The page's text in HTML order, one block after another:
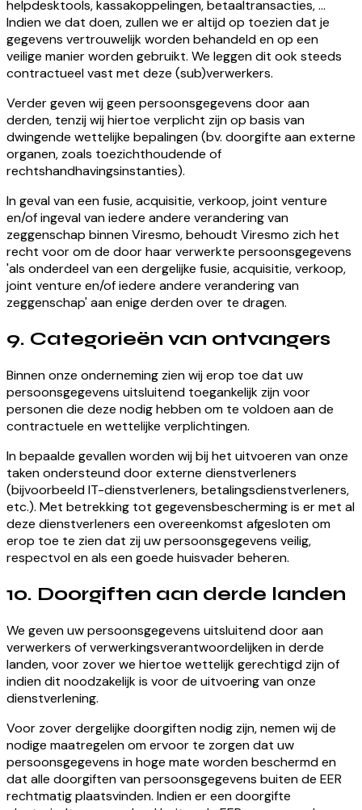
helpdesktools, kassakoppelingen, betaaltransacties, ...
Indien we dat doen, zullen we er altijd op toezien dat je
gegevens vertrouwelijk worden behandeld en op een
veilige manier worden gebruikt. We leggen dit ook steeds
contractueel vast met deze (sub)verwerkers.
Verder geven wij geen persoonsgegevens door aan
derden, tenzij wij hiertoe verplicht zijn op basis van
dwingende wettelijke bepalingen (bv. doorgifte aan externe
organen, zoals toezichthoudende of
rechtshandhavingsinstanties).
In geval van een fusie, acquisitie, verkoop, joint venture
en/of ingeval van iedere andere verandering van
zeggenschap binnen Viresmo, behoudt Viresmo zich het
recht voor om de door haar verwerkte persoonsgegevens
'als onderdeel van een dergelijke fusie, acquisitie, verkoop,
joint venture en/of iedere andere verandering van
zeggenschap' aan enige derden over te dragen.
9. Categorieën van ontvangers
Binnen onze onderneming zien wij erop toe dat uw
persoonsgegevens uitsluitend toegankelijk zijn voor
personen die deze nodig hebben om te voldoen aan de
contractuele en wettelijke verplichtingen.
In bepaalde gevallen worden wij bij het uitvoeren van onze
taken ondersteund door externe dienstverleners
(bijvoorbeeld IT-dienstverleners, betalingsdienstverleners,
etc.). Met betrekking tot gegevensbescherming is er met al
deze dienstverleners een overeenkomst afgesloten om
erop toe te zien dat zij uw persoonsgegevens veilig,
respectvol en als een goede huisvader beheren.
10. Doorgiften aan derde landen
We geven uw persoonsgegevens uitsluitend door aan
verwerkers of verwerkingsverantwoordelijken in derde
landen, voor zover we hiertoe wettelijk gerechtigd zijn of
indien dit noodzakelijk is voor de uitvoering van onze
dienstverlening.
Voor zover dergelijke doorgiften nodig zijn, nemen wij de
nodige maatregelen om ervoor te zorgen dat uw
persoonsgegevens in hoge mate worden beschermd en
dat alle doorgiften van persoonsgegevens buiten de EER
rechtmatig plaatsvinden. Indien er een doorgifte